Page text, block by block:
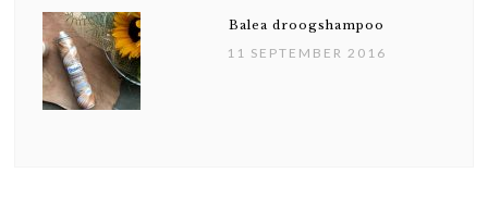
Balea droogshampoo
11 SEPTEMBER 2016